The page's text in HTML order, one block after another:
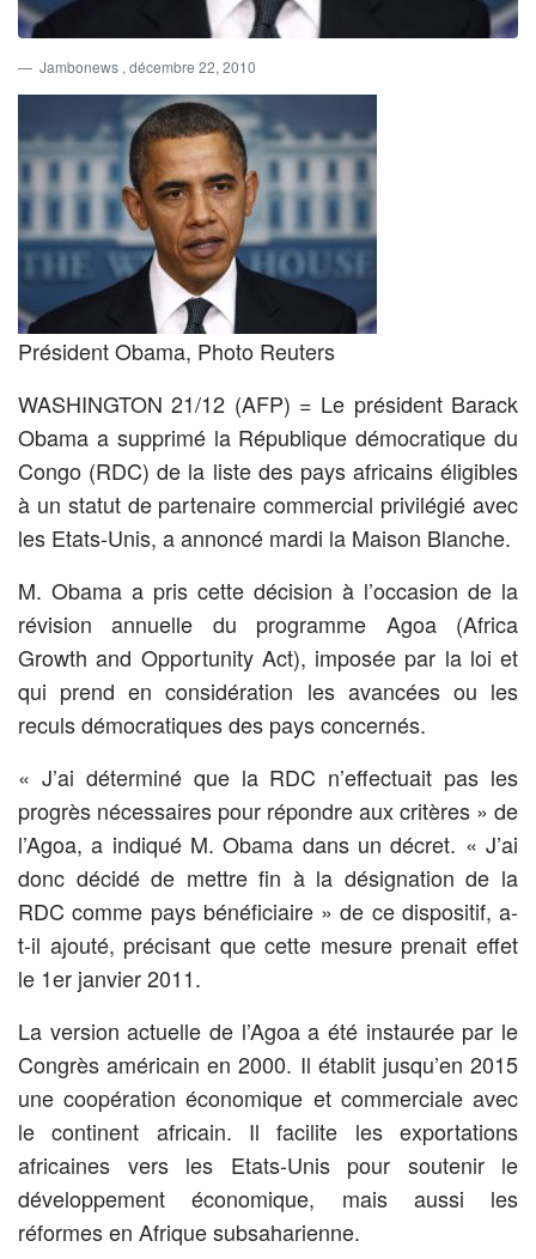
Jambonews , décembre 22, 2010
Président Obama, Photo Reuters
WASHINGTON 21/12 (AFP) = Le président Barack
Obama a supprimé la République démocratique du
Congo (RDC) de la liste des pays africains éligibles
à un statut de partenaire commercial privilégié avec
les Etats-Unis, a annoncé mardi la Maison Blanche.
M. Obama a pris cette décision à l’occasion de la
révision annuelle du programme Agoa (Africa
Growth and Opportunity Act), imposée par la loi et
qui prend en considération les avancées ou les
reculs démocratiques des pays concernés.
« J’ai déterminé que la RDC n’effectuait pas les
progrès nécessaires pour répondre aux critères » de
l’Agoa, a indiqué M. Obama dans un décret. « J’ai
donc décidé de mettre fin à la désignation de la
RDC comme pays bénéficiaire » de ce dispositif, a-
t-il ajouté, précisant que cette mesure prenait effet
le 1er janvier 2011.
La version actuelle de l’Agoa a été instaurée par le
Congrès américain en 2000. Il établit jusqu’en 2015
une coopération économique et commerciale avec
le continent africain. Il facilite les exportations
africaines vers les Etats-Unis pour soutenir le
développement économique, mais aussi les
réformes en Afrique subsaharienne.